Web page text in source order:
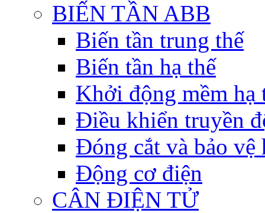
BIẾN TẦN ABB
Biến tần trung thế
Biến tần hạ thế
Khởi động mềm hạ
Điều khiển truyền
Đóng cắt và bảo vệ
Động cơ điện
CÂN ĐIỆN TỬ